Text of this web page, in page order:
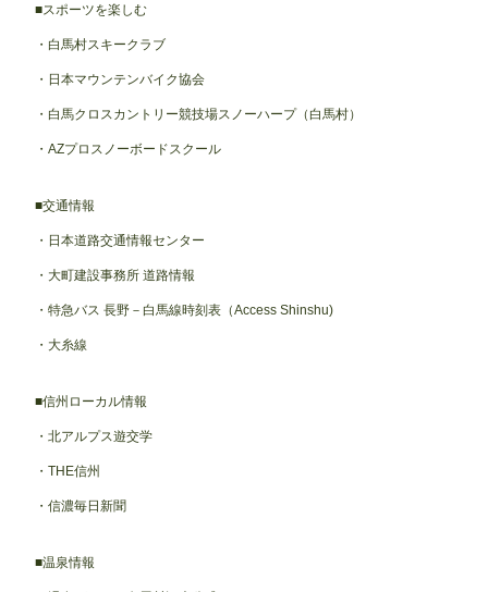
スポーツを楽しむ
白馬村スキークラブ
日本マウンテンバイク協会
白馬クロスカントリー競技場スノーハープ（白馬村）
AZプロスノーボードスクール
交通情報
日本道路交通情報センター
大町建設事務所 道路情報
特急バス 長野－白馬線時刻表（Access Shinshu)
大糸線
信州ローカル情報
北アルプス遊交学
THE信州
信濃毎日新聞
温泉情報